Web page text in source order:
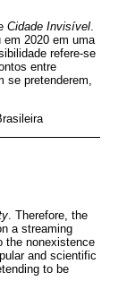
Cidade Invisível.
em 2020 em uma
refere-se
entre
se pretenderem,
. Therefore, the
a streaming
the nonexistence
and scientific
to be